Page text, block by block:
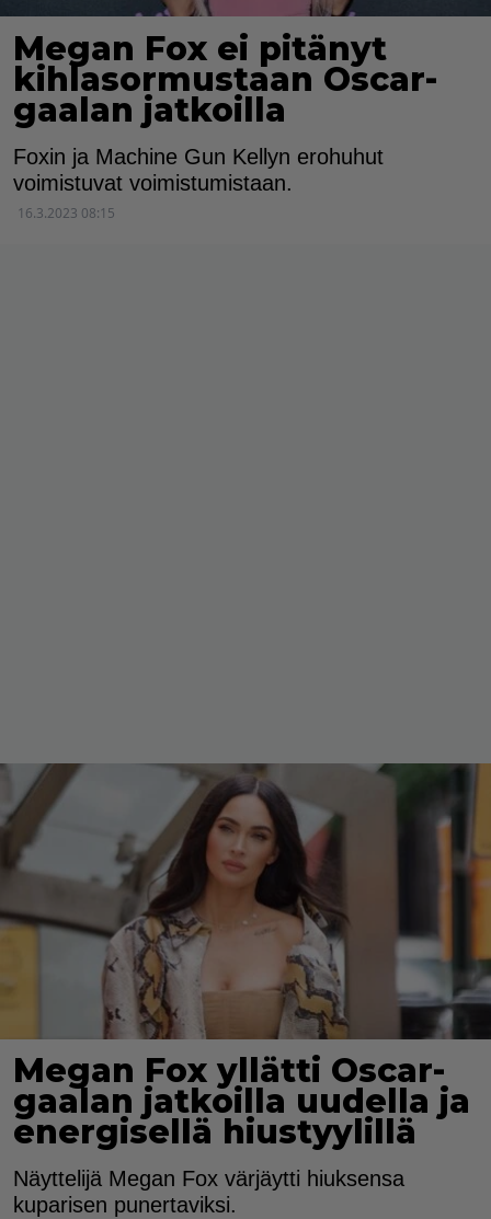
Megan Fox ei pitänyt
kihlasormustaan Oscar-
gaalan jatkoilla
Foxin ja Machine Gun Kellyn erohuhut
voimistuvat voimistumistaan.
16.3.2023 08:15
Megan Fox yllätti Oscar-
gaalan jatkoilla uudella ja
energisellä hiustyylillä
Näyttelijä Megan Fox värjäytti hiuksensa
kuparisen punertaviksi.